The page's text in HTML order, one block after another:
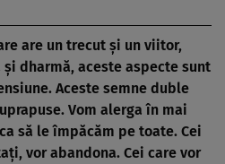
are un trecut și un viitor,
dharmă, aceste aspecte sunt
Aceste semne duble
Vom alerga în mai
să le împăcăm pe toate. Cei
vor abandona. Cei care vor